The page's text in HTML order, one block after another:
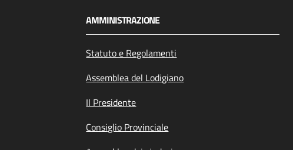
AMMINISTRAZIONE
Statuto e Regolamenti
Assemblea del Lodigiano
Il Presidente
Consiglio Provinciale